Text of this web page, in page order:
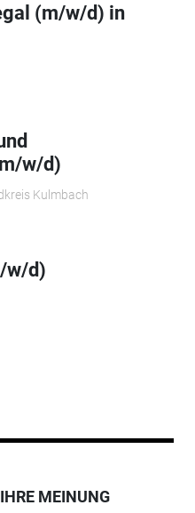
(m/w/d) in
w/d)
Kulmbach
w/d)
MEINUNG